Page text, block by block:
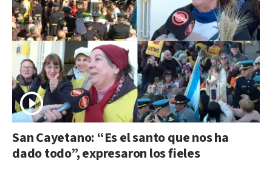
San Cayetano: “Es el santo que nos ha
dado todo”, expresaron los fieles